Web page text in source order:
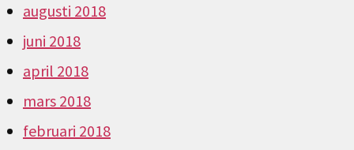
augusti 2018
juni 2018
april 2018
mars 2018
februari 2018